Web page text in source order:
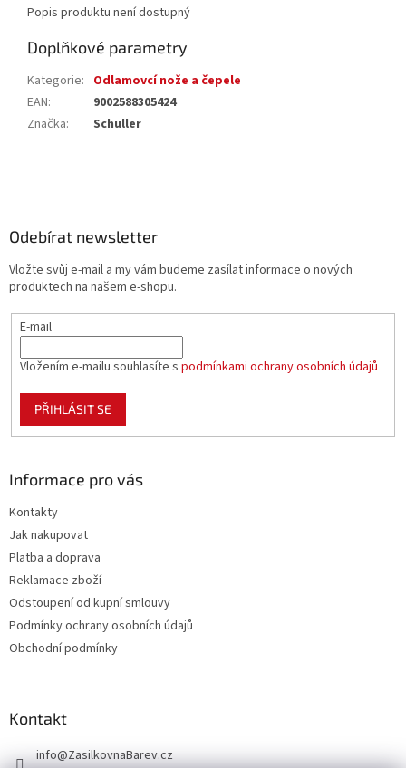
Popis produktu není dostupný
Doplňkové parametry
Kategorie: Odlamovcí nože a čepele
EAN:
9002588305424
Značka: Schuller
Odebírat newsletter
Vložte svůj e-mail a my vám budeme zasílat informace o nových
produktech na našem e-shopu.
E-mail
Vložením e-mailu souhlasíte s podmínkami ochrany osobních údajů
PŘIHLÁSIT SE
Informace pro vás
Kontakty
Jak nakupovat
Platba a doprava
Reklamace zboží
Odstoupení od kupní smlouvy
Podmínky ochrany osobních údajů
Obchodní podmínky
Kontakt
info@ZasilkovnaBarev.cz